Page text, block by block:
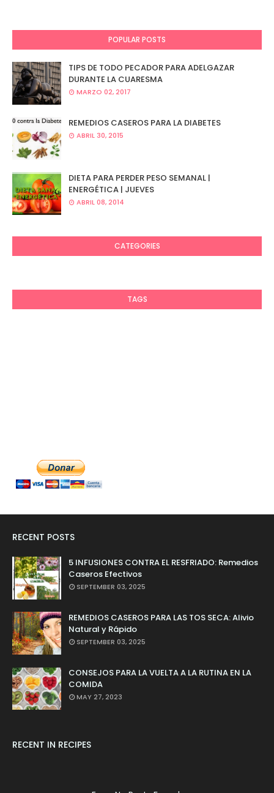
POPULAR POSTS
TIPS DE TODO PECADOR PARA ADELGAZAR
DURANTE LA CUARESMA
MARZO 02, 2017
REMEDIOS CASEROS PARA LA DIABETES
ABRIL 30, 2015
DIETA PARA PERDER PESO SEMANAL |
ENERGÉTICA | JUEVES
ABRIL 08, 2014
CATEGORIES
TAGS
RECENT POSTS
5 INFUSIONES CONTRA EL RESFRIADO: Remedios
Caseros Efectivos
SEPTEMBER 03, 2025
REMEDIOS CASEROS PARA LAS TOS SECA: Alivio
Natural y Rápido
SEPTEMBER 03, 2025
CONSEJOS PARA LA VUELTA A LA RUTINA EN LA
COMIDA
MAY 27, 2023
RECENT IN RECIPES